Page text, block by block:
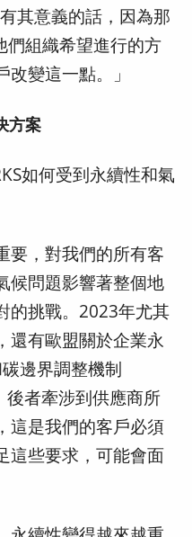
其意義的話，因為那
們組織希望進行的方
變這一點。」
方案
如何受到永續性和氣
要，對我們的所有客
候問題影響著整個地
的挑戰。2023年尤其
還有歐盟關於企業永
邊界調整機制
後者牽涉到供應商所
這是我們的客戶必須
這些要求，可能會面